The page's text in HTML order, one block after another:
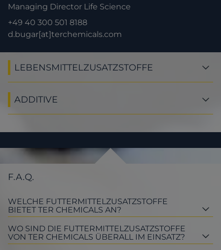
Managing Director Life Science
+49 40 300 501 8188
d.bugar[at]terchemicals.com
LEBENSMITTELZUSATZSTOFFE
ADDITIVE
F.A.Q.
WELCHE FUTTERMITTELZUSATZSTOFFE
BIETET TER CHEMICALS AN?
WO SIND DIE FUTTERMITTELZUSATZSTOFFE
VON TER CHEMICALS ÜBERALL IM EINSATZ?